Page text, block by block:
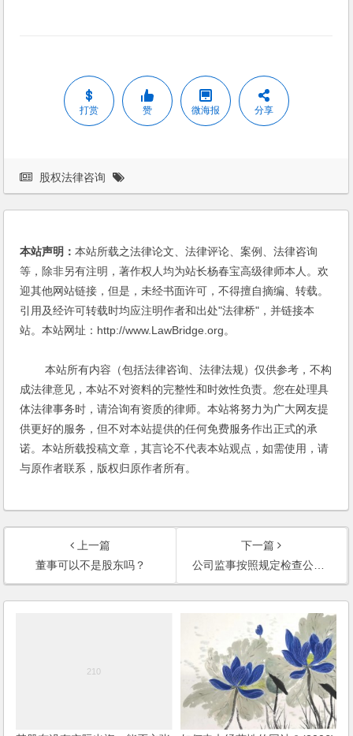
打赏 赞 微海报 分享
股权法律咨询
本站声明：本站所载之法律论文、法律评论、案例、法律咨询
等，除非另有注明，著作权人均为站长杨春宝高级律师本人。欢
迎其他网站链接，但是，未经书面许可，不得擅自摘编、转载。
引用及经许可转载时均应注明作者和出处"法律桥"，并链接本
站。本站网址：http://www.LawBridge.org。
本站所有内容（包括法律咨询、法律法规）仅供参考，不构
成法律意见，本站不对资料的完整性和时效性负责。您在处理具
体法律事务时，请洽询有资质的律师。本站将努力为广大网友提
供更好的服务，但不对本站提供的任何免费服务作出正式的承
诺。本站所载投稿文章，其言论不代表本站观点，如需使用，请
与原作者联系，版权归原作者所有。
上一篇
董事可以不是股东吗？
下一篇
公司监事按照规定检查公司财务，遭到法人代表拒绝，监事怎样才能履行职责？